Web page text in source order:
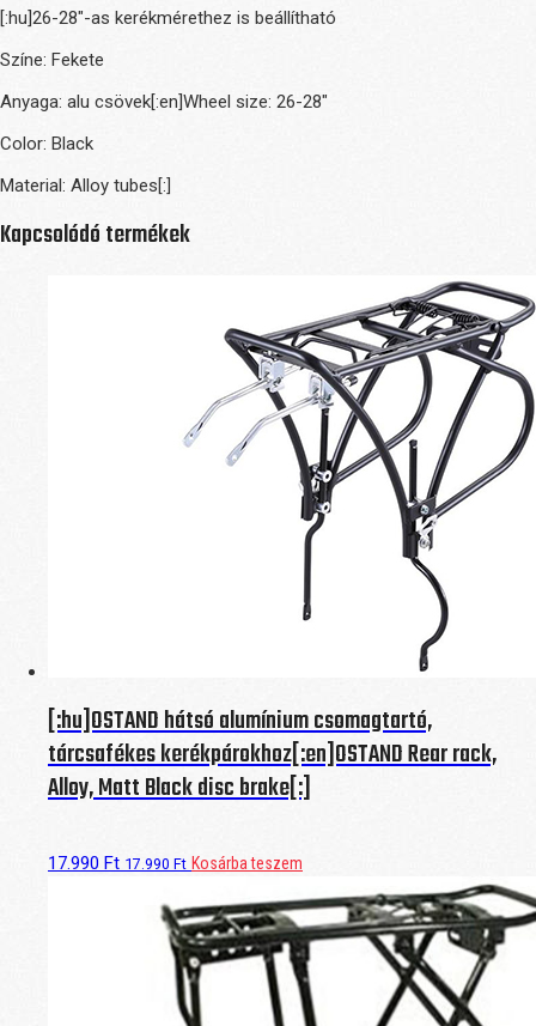
[:hu]26-28″-as kerékmérethez is beállítható
Színe: Fekete
Anyaga: alu csövek[:en]Wheel size: 26-28″
Color: Black
Material: Alloy tubes[:]
Kapcsolódó termékek
[:hu]OSTAND hátsó alumínium csomagtartó,
tárcsafékes kerékpárokhoz[:en]OSTAND Rear rack,
Alloy, Matt Black disc brake[:]
17.990 Ft 17.990 Ft Kosárba teszem